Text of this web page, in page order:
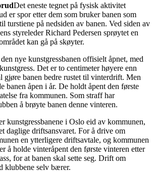
Det eneste tegnet på fysisk aktivitet
er spor etter dem som bruker banen som
turstiene på nedsiden av banen. Ved siden av
styreleder Richard Pedersen sprøytet en
kan gå på skøyter.
nye kunstgressbanen offisielt åpnet, med
Det er to centimeter høyere enn
gjøre banen bedre rustet til vinterdrift. Men
banen åpen i år. De holdt åpent den første
fra kommunen. Som straff har
å brøyte banen denne vinteren.
kunstgressbanene i Oslo eid av kommunen,
daglige driftsansvaret. For å drive om
en ytterligere driftsavtale, og kommunen
å holde vinteråpent den første vinteren etter
for at banen skal sette seg. Drift om
klubbene selv bærer.